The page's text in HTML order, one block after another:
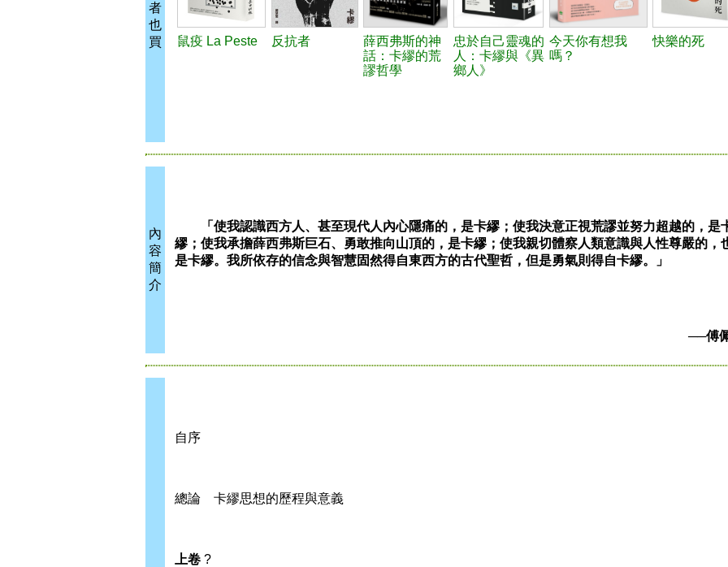
者
也
買
鼠疫 La Peste 反抗者
薛西弗斯的神
話：卡繆的荒
謬哲學
忠於自己靈魂的
人：卡繆與《異
鄉人》
今天你有想我
嗎？
快樂的死
內
容
簡
介
「使我認識西方人、甚至現代人內心隱痛的，是卡繆；使我決意正視荒謬並努力超越的，是
繆；使我承擔薛西弗斯巨石、勇敢推向山頂的，是卡繆；使我親切體察人類意識與人性尊嚴的，
是卡繆。我所依存的信念與智慧固然得自東西方的古代聖哲，但是勇氣則得自卡繆。」
──傅
自序
總論 卡繆思想的歷程與意義
上卷 ?